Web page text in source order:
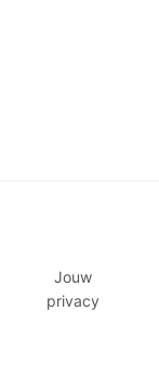
Jouw
privacy